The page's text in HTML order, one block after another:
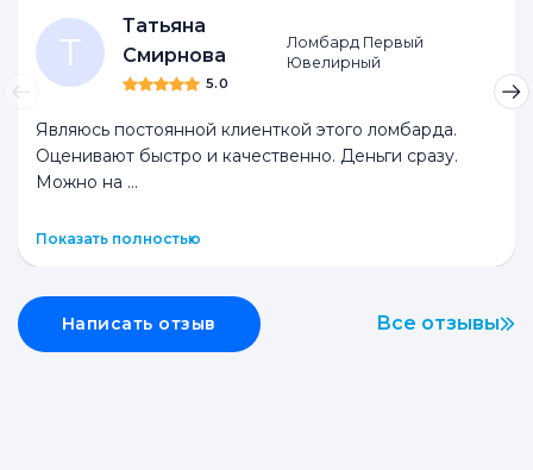
Все отзывы
Т
Татьяна
Смирнова
5.0
Ломбард Первый
Ювелирный
Являюсь постоянной клиенткой этого ломбарда.
Оценивают быстро и качественно. Деньги сразу.
Можно на ...
Показать полностью
Написать отзыв